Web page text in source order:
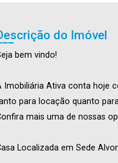
do Imóvel
bem vindo!
Imobiliária Ativa conta hoje
para locação quanto
mais uma de nossas
Localizada em Sede